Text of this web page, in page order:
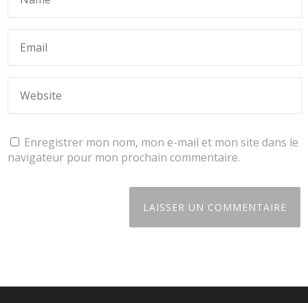
Enregistrer mon nom, mon e-mail et mon site dans le
navigateur pour mon prochain commentaire.